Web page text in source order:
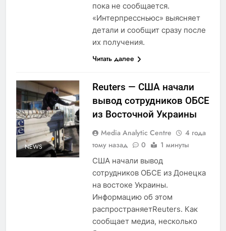
пока не сообщается.
«Интерпрессньюс» выясняет
детали и сообщит сразу после
их получения.
Читать далее
NEWS
Reuters — США начали
вывод сотрудников ОБСЕ
из Восточной Украины
Media Analytic Centre
4 года
тому назад
0 1 минуты
США начали вывод
сотрудников ОБСЕ из Донецка
на востоке Украины.
Информацию об этом
распространяетReuters. Как
сообщает медиа, несколько